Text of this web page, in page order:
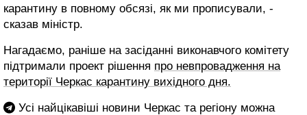
карантину в повному обсязі, як ми прописували, -
сказав міністр.
Нагадаємо, раніше на засіданні виконавчого комітету
підтримали проект рішення про невпровадження на
території Черкас карантину вихідного дня.
Усі найцікавіші новини Черкас та регіону можна